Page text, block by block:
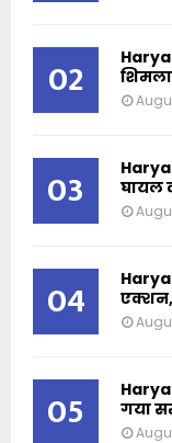
02
03
घायल
04
एक्शन,
05
गया